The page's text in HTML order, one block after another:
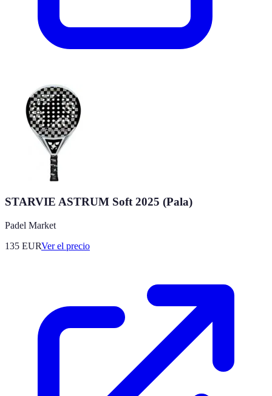
STARVIE ASTRUM Soft 2025 (Pala)
Padel Market
135 EURVer el precio